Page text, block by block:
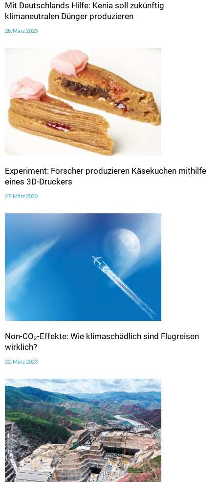
Mit Deutschlands Hilfe: Kenia soll zukünftig
klimaneutralen Dünger produzieren
28. März 2023
Experiment: Forscher produzieren Käsekuchen mithilfe
eines 3D-Druckers
27. März 2023
Non-CO₂-Effekte: Wie klimaschädlich sind Flugreisen
wirklich?
22. März 2023